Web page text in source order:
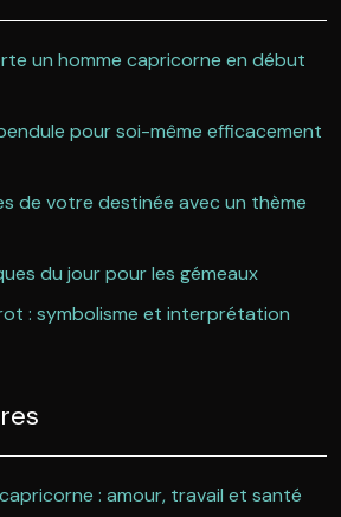
un homme capricorne en début
pour soi-même efficacement
de votre destinée avec un thème
du jour pour les gémeaux
: symbolisme et interprétation
: amour, travail et santé